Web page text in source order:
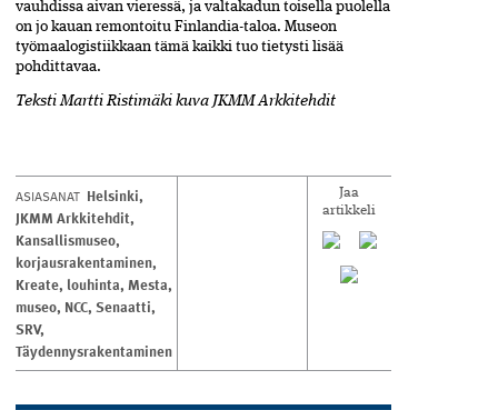
vauhdissa aivan vieressä, ja valtakadun toisella puolella
on jo kauan remontoitu Finlandia-taloa. Museon
työmaalogistiikkaan tämä kaikki tuo tietysti lisää
pohdittavaa.
Teksti Martti Ristimäki kuva JKMM Arkkitehdit
ASIASANAT Helsinki,
JKMM Arkkitehdit,
Kansallismuseo,
korjausrakentaminen,
Kreate, louhinta, Mesta,
museo, NCC, Senaatti,
SRV,
Täydennysrakentaminen
Jaa
artikkeli